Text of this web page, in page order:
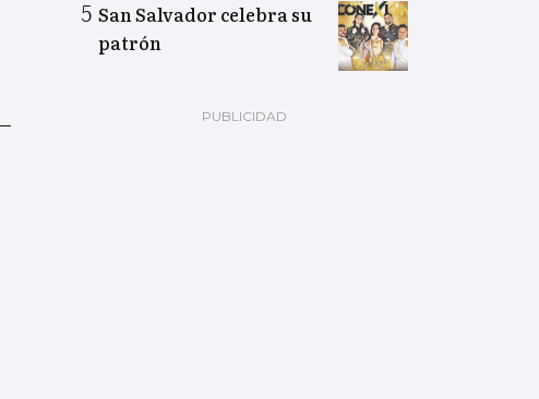
San Salvador celebra su
patrón